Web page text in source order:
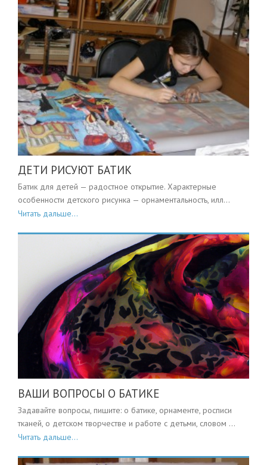
ДЕТИ РИСУЮТ БАТИК
Батик для детей — радостное открытие. Характерные
особенности детского рисунка — орнаментальность, илл...
Читать дальше...
ВАШИ ВОПРОСЫ О БАТИКЕ
Задавайте вопросы, пишите: о батике, орнаменте, росписи
тканей, о детском творчестве и работе с детьми, словом ...
Читать дальше...